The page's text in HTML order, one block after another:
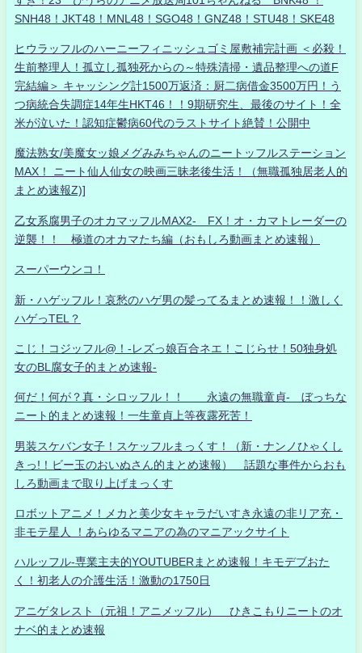
SNH48！JKT48！MNL48！SGO48！GNZ48！STU48！SKE48
ヒウラッフルのハーニーフィニッシュゴミ屋敷補完計画 ＜必殺！
生前整理人！孤立し孤独死からの～特殊清掃・遺品整理への道F
完結編＞ キャッシング計1500万返済：厨二病借金3500万円！う
つ病統合失調症14年生HKT46！！9期研究生、最後のサイト！全
米が泣いた！認知症鬱病60代のラストサイト絶賛！公開中
魔法熟女/美魔女ッ娘メグみみちゃんのニートッフルステーション
MAX！ ニート仙人仙女の映画三昧老後生活！（無職孤独居老人的
まとめ速報Z)]
乙女系腐男子のオカマッフルMAX2- FX！オ・カマトレーダーの
逆襲！！ 極道のオカマたち編（おもしろ動画まとめ速報）
スーパーウンコ！
新・ハゲッフル！哀愁のハゲ男の髪ってるまとめ速報！！激しく
ハゲっTEL？
こじ！コジッフル@！-レズっ娘百合ネエ！こじらせ！50独身処
女のBL腐女子的まとめ速報-
何だ！何が？真・シロッフル！！ 永遠の無職童貞- ぼっちな
ニート的まとめ速報！一生童貞上等夜露死苦！
男装スケバン女子！スケッフルまっくす！（新・ナンノひゃくし
きっ!！ビー玉のおいぬさん的まとめ速報） 話題な事件からおも
しろ動画まで取り上げまっくす
ロボットアニメ！メカと美少女キャラだいすき永遠の非リア充・
非モテ星人 ！あらゆるマニアの為のマニアックサイト
ハルッフル-専業主夫的YOUTUBERまとめ速報！キモデブおた
く！初老人の介護生活！激動の1750日
アニゲタレスト（元祖！アニメッフル） ひきこもりニートのオ
ナベ的まとめ速報